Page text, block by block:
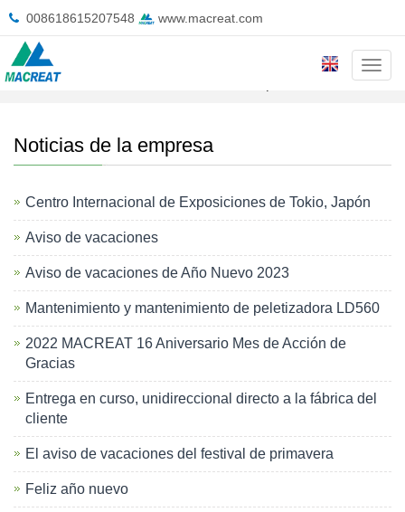
008618615207548 www.macreat.com
Inicio
Noticias de la empresa
Centro Internacional de Exposiciones de Tokio, Japón
Aviso de vacaciones
Aviso de vacaciones de Año Nuevo 2023
Mantenimiento y mantenimiento de peletizadora LD560
2022 MACREAT 16 Aniversario Mes de Acción de
Gracias
Entrega en curso, unidireccional directo a la fábrica del
cliente
El aviso de vacaciones del festival de primavera
Feliz año nuevo